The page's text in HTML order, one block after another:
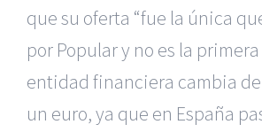
que su oferta “fue la única
por Popular y no es la
entidad financiera cambia
un euro, ya que en España